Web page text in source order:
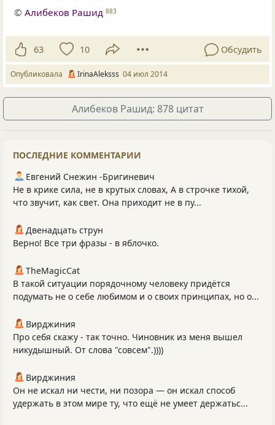
©Алибеков Рашид 883
63 10 Обсудить
Опубликовала IrinaAleksss 04 июл 2014
Алибеков Рашид: 878 цитат
ПОСЛЕДНИЕ КОММЕНТАРИИ
Евгений Снежин -Бригиневич
Не в крике сила, не в крутых словах, А в строчке тихой,
что звучит, как свет. Она приходит не в пу...
Двенадцать струн
Верно! Все три фразы - в яблочко.
TheMagicCat
В такой ситуации порядочному человеку придётся
подумать не о себе любимом и о своих принципах, но о...
Вирджиния
Про себя скажу - так точно. Чиновник из меня вышел
никудышный. От слова "совсем".))))
Вирджиния
Он не искал ни чести, ни позора — он искал способ
удержать в этом мире ту, что ещё не умеет держатьс...